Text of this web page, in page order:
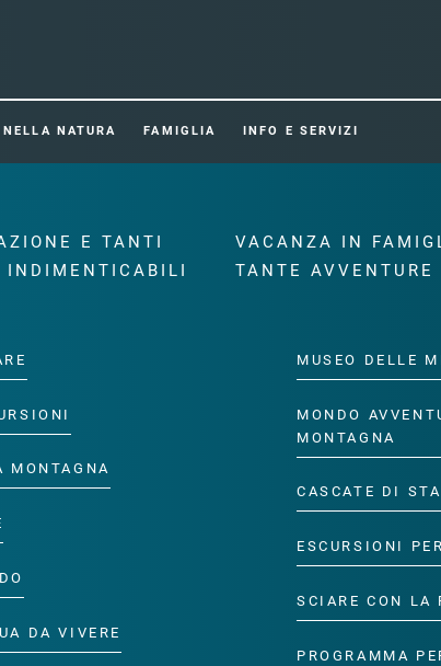
NATURA FAMIGLIA INFO E SERVIZI
E TANTI
INDIMENTICABILI
MONTAGNA
DA VIVERE
VACANZA IN
TANTE AVVENTURE
MUSEO DELLE
MONDO
MONTAGNA
CASCATE DI
ESCURSIONI
SCIARE CON LA
PROGRAMMA